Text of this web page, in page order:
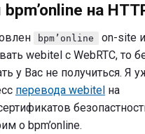
на
bpm’online
on-site
webitel с WebRTC, то
у Вас не получиться. Я
перевода webitel на
о bpm’online.